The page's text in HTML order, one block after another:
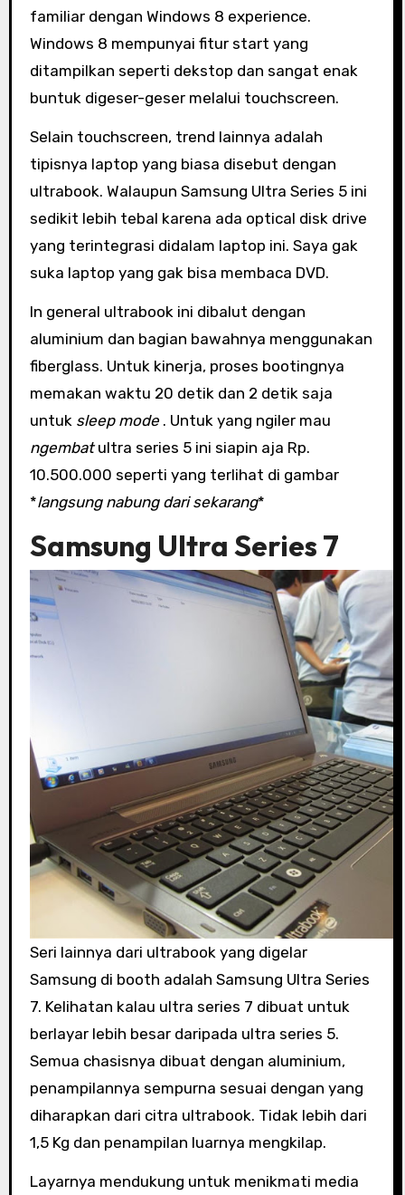
familiar dengan Windows 8 experience.
Windows 8 mempunyai fitur start yang
ditampilkan seperti dekstop dan sangat enak
buntuk digeser-geser melalui touchscreen.
Selain touchscreen, trend lainnya adalah
tipisnya laptop yang biasa disebut dengan
ultrabook. Walaupun Samsung Ultra Series 5 ini
sedikit lebih tebal karena ada optical disk drive
yang terintegrasi didalam laptop ini. Saya gak
suka laptop yang gak bisa membaca DVD.
In general ultrabook ini dibalut dengan
aluminium dan bagian bawahnya menggunakan
fiberglass. Untuk kinerja, proses bootingnya
memakan waktu 20 detik dan 2 detik saja
untuk sleep mode. Untuk yang ngiler mau
ngembatultra series 5 ini siapin aja Rp.
10.500.000 seperti yang terlihat di gambar
*langsung nabung dari sekarang*
Samsung Ultra Series 7
Seri lainnya dari ultrabook yang digelar
Samsung di booth adalah Samsung Ultra Series
7. Kelihatan kalau ultra series 7 dibuat untuk
berlayar lebih besar daripada ultra series 5.
Semua chasisnya dibuat dengan aluminium,
penampilannya sempurna sesuai dengan yang
diharapkan dari citra ultrabook. Tidak lebih dari
1,5 Kg dan penampilan luarnya mengkilap.
Layarnya mendukung untuk menikmati media